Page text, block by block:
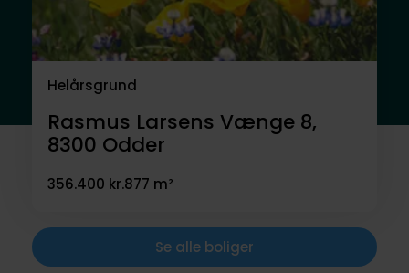
Helårsgrund
Rasmus Larsens Vænge 8,
8300 Odder
356.400 kr.877 m²
Se alle boliger